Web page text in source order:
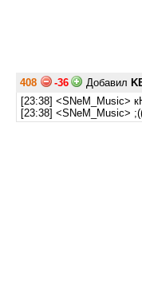
408 -36 Добавил
[23:38] <SNeM_Music>
[23:38] <SNeM_Music>